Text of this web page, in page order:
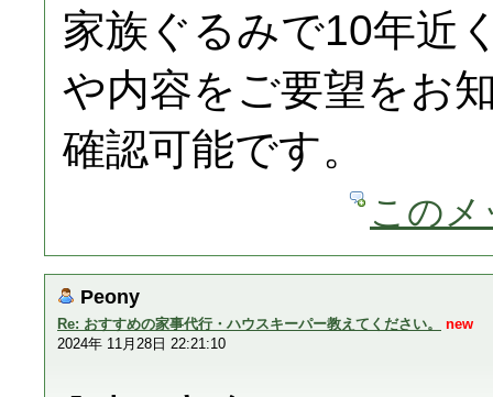
家族ぐるみで10年近
や内容をご要望をお
確認可能です。
この
Peony
Re: おすすめの家事代行・ハウスキーパー教えてください。
new
2024年 11月28日 22:21:10